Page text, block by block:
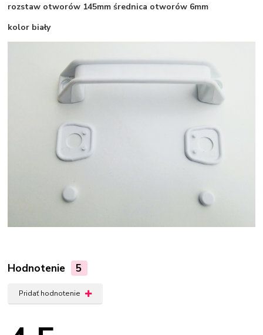
rozstaw otworów 145mm średnica otworów 6mm
kolor biały
Hodnotenie 5
Pridať hodnotenie